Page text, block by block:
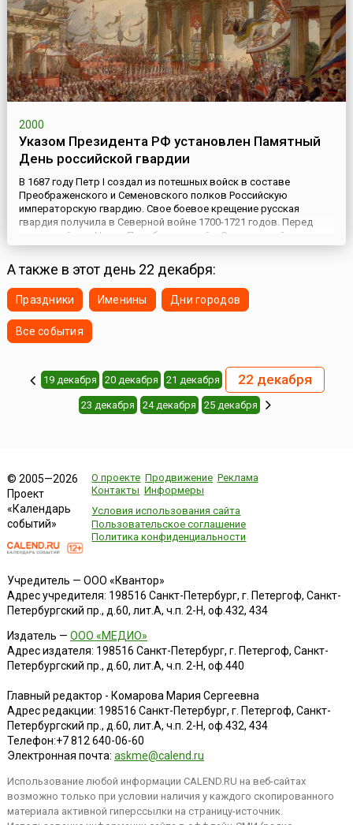
2000
Указом Президента РФ установлен Памятный
День российской гвардии
В 1687 году Петр I создал из потешных войск в составе
Преображенского и Семеновского полков Российскую
императорскую гвардию. Свое боевое крещение русская
гвардия получила в Северной войне 1700-1721 годов. Перед
отправкой под Нарву Преображенский и Семеновский полки
были переименованы в лейб-гвардию. Российская
императорская гвардия сыграла значительную роль в
сражениях русско-турецкой войны 1...
А также в этот день 22 декабря:
Праздники Именины Дни городов
Все события
19 декабря 20 декабря 21 декабря 22 декабря
23 декабря 24 декабря 25 декабря
© 2005—2026
Проект
«Календарь
событий»
О проекте Продвижение Реклама
Контакты Информеры
Условия использования сайта
Пользовательское соглашение
Политика конфиденциальности
Учредитель — ООО «Квантор»
Адрес учредителя: 198516 Санкт-Петербург, г. Петергоф, Санкт-
Петербургский пр., д.60, лит.А, ч.п. 2-Н, оф.432, 434
Издатель — ООО «МЕДИО»
Адрес издателя: 198516 Санкт-Петербург, г. Петергоф, Санкт-
Петербургский пр., д.60, лит.А, ч.п. 2-Н, оф.440
Главный редактор - Комарова Мария Сергеевна
Адрес редакции: 198516 Санкт-Петербург, г. Петергоф, Санкт-
Петербургский пр., д.60, лит.А, ч.п. 2-Н, оф.432, 434
Телефон:+7 812 640-06-60
Электронная почта: askme@calend.ru
Использование любой информации CALEND.RU на веб-сайтах
возможно только при условии наличия у каждого скопированного
материала активной гиперссылки на страницу-источник.